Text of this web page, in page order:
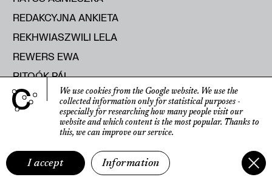
REDAKCYJNA ANKIETA
REKHWIASZWILI LELA
REWERS EWA
RITOÓK PÁL
RITTER KATHARINA
RODAK MACIEJ
ROLEČEK ALEŠ
ROMANIUK MICHAŁ
ROOST FRANK
We use cookies from the Google website. We use the
collected information only for statistical purposes -
especially for researching how many people visit our
website and which content is the most popular. Thanks to
this, we can improve our service.
I accept Information